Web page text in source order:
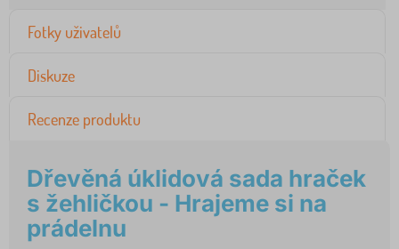
Fotky uživatelů
Diskuze
Recenze produktu
Dřevěná úklidová sada hraček
s žehličkou - Hrajeme si na
prádelnu